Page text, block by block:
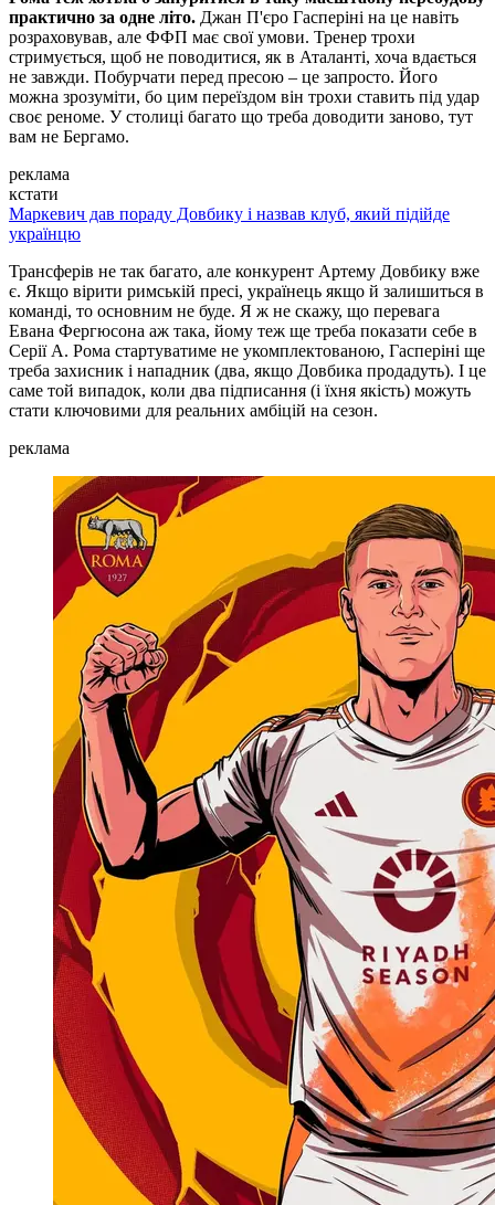
практично за одне літо. Джан П'єро Гасперіні на це навіть
розраховував, але ФФП має свої умови. Тренер трохи
стримується, щоб не поводитися, як в Аталанті, хоча вдається
не завжди. Побурчати перед пресою – це запросто. Його
можна зрозуміти, бо цим переїздом він трохи ставить під удар
своє реноме. У столиці багато що треба доводити заново, тут
вам не Бергамо.
реклама
кстати
Маркевич дав пораду Довбику і назвав клуб, який підійде
українцю
Трансферів не так багато, але конкурент Артему Довбику вже
є. Якщо вірити римській пресі, українець якщо й залишиться в
команді, то основним не буде. Я ж не скажу, що перевага
Евана Фергюсона аж така, йому теж ще треба показати себе в
Серії А. Рома стартуватиме не укомплектованою, Гасперіні ще
треба захисник і нападник (два, якщо Довбика продадуть). І це
саме той випадок, коли два підписання (і їхня якість) можуть
стати ключовими для реальних амбіцій на сезон.
реклама